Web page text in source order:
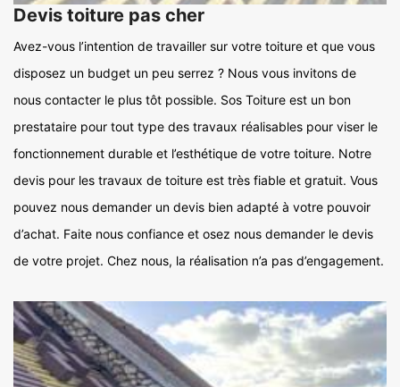
Devis toiture pas cher
Avez-vous l’intention de travailler sur votre toiture et que vous
disposez un budget un peu serrez ? Nous vous invitons de
nous contacter le plus tôt possible. Sos Toiture est un bon
prestataire pour tout type des travaux réalisables pour viser le
fonctionnement durable et l’esthétique de votre toiture. Notre
devis pour les travaux de toiture est très fiable et gratuit. Vous
pouvez nous demander un devis bien adapté à votre pouvoir
d’achat. Faite nous confiance et osez nous demander le devis
de votre projet. Chez nous, la réalisation n’a pas d’engagement.